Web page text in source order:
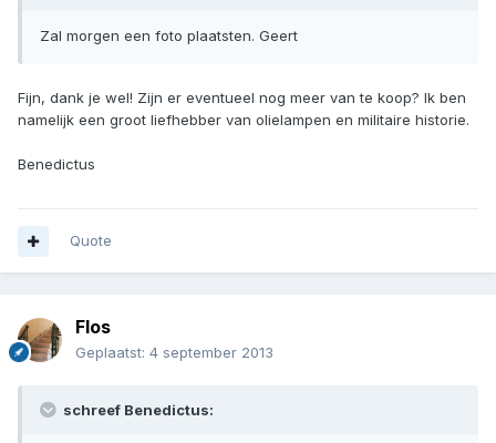
Zal morgen een foto plaatsten. Geert
Fijn, dank je wel! Zijn er eventueel nog meer van te koop? Ik ben
namelijk een groot liefhebber van olielampen en militaire historie.
Benedictus
Quote
Flos
Geplaatst: 4 september 2013
schreef Benedictus: